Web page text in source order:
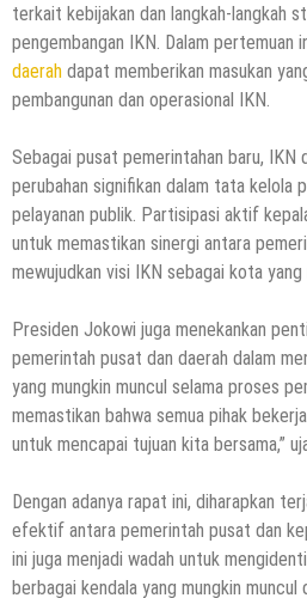
terkait kebijakan dan langkah-langkah
pengembangan IKN. Dalam pertemuan
daerah dapat memberikan masukan
pembangunan dan operasional IKN.
Sebagai pusat pemerintahan baru, IKN
perubahan signifikan dalam tata kelola
pelayanan publik. Partisipasi aktif
untuk memastikan sinergi antara
mewujudkan visi IKN sebagai kota
Presiden Jokowi juga menekankan
pemerintah pusat dan daerah dalam
yang mungkin muncul selama proses
memastikan bahwa semua pihak
untuk mencapai tujuan kita bersama,”
Dengan adanya rapat ini, diharapkan
efektif antara pemerintah pusat dan
ini juga menjadi wadah untuk
berbagai kendala yang mungkin muncul